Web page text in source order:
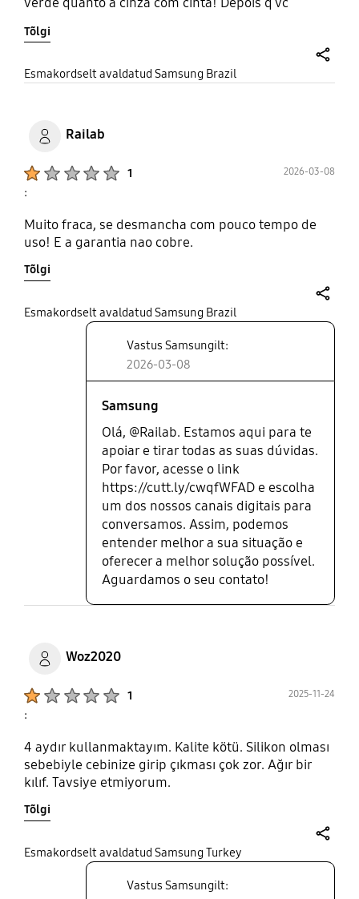
volta! Adorei!
Tõlgi
Esmakordselt avaldatud Samsung Brazil
Railab
1 2026-03-08
:
Muito fraca, se desmancha com pouco tempo de
uso! E a garantia nao cobre.
Tõlgi
Esmakordselt avaldatud Samsung Brazil
Vastus Samsungilt:
2026-03-08
Samsung
Olá, @Railab. Estamos aqui para te
apoiar e tirar todas as suas dúvidas.
Por favor, acesse o link
https://cutt.ly/cwqfWFAD e escolha
um dos nossos canais digitais para
conversamos. Assim, podemos
entender melhor a sua situação e
oferecer a melhor solução possível.
Aguardamos o seu contato!
Woz2020
1 2025-11-24
:
4 aydır kullanmaktayım. Kalite kötü. Silikon olması
sebebiyle cebinize girip çıkması çok zor. Ağır bir
kılıf. Tavsiye etmiyorum.
Tõlgi
Esmakordselt avaldatud Samsung Turkey
Vastus Samsungilt: